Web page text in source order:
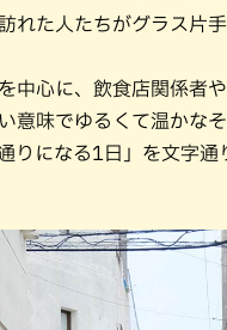
れた人たちがグラス片
中心に、飲食店関係者
意味でゆるくて温かな
りになる1日」を文字通